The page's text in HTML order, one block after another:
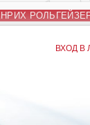
ВХОД В